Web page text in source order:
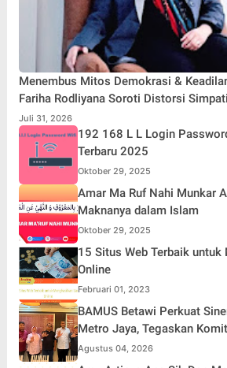
Menembus Mitos Demokrasi &
Fariha Rodliyana Soroti Distorsi
Main Hakim Sendiri
Juli 31, 2026
192 168 L L Login
Terbaru 2025
Oktober 29, 2025
Amar Ma Ruf Nahi Munkar
Maknanya dalam Islam
Oktober 29, 2025
15 Situs Web Terbaik untuk
Online
Februari 01, 2023
BAMUS Betawi Perkuat
Metro Jaya, Tegaskan
Jakarta Aman, Damai, dan
ke-81 Republik Indonesia
Agustus 04, 2026